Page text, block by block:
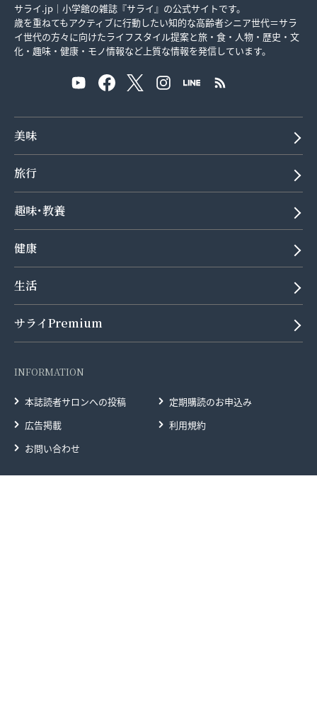
サライ.jp｜小学館の雑誌『サライ』の公式サイトです。
歳を重ねてもアクティブに行動したい知的な高齢者シニア世代＝サラ
イ世代の方々に向けたライフスタイル提案と旅・食・人物・歴史・文
化・趣味・健康・モノ情報など上質な情報を発信しています。
美味
旅行
趣味･教養
健康
生活
サライPremium
INFORMATION
本誌読者サロンへの投稿
定期購読のお申込み
広告掲載
利用規約
お問い合わせ